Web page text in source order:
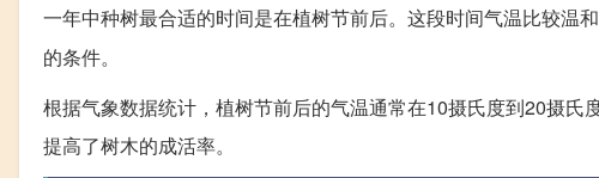
一年中种树最合适的时间是在植树节前后。这段时间气温比较温
的条件。
根据气象数据统计，植树节前后的气温通常在10摄氏度到20摄氏
提高了树木的成活率。